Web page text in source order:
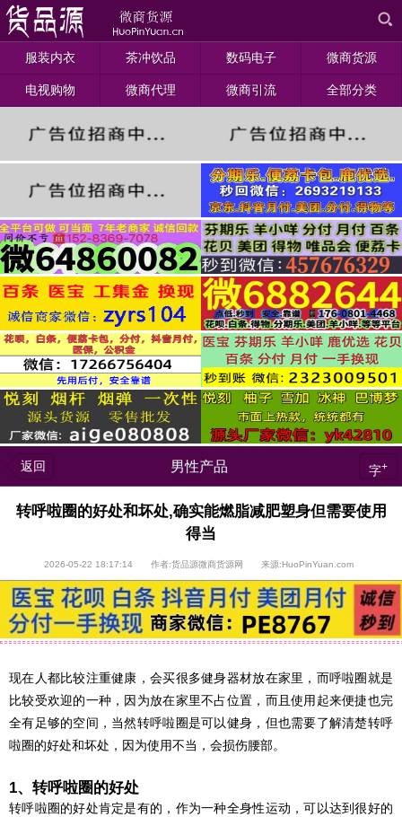
服装内衣 茶冲饮品 数码电子 微商货源
电视购物 微商代理 微商引流 全部分类
返回 男性产品 字+
转呼啦圈的好处和坏处,确实能燃脂减肥塑身但需要使用
得当
2026-05-22 18:17:14 作者:货品源微商货源网 来源:HuoPinYuan.com
现在人都比较注重健康，会买很多健身器材放在家里，而呼啦圈就是
比较受欢迎的一种，因为放在家里不占位置，而且使用起来便捷也完
全有足够的空间，当然转呼啦圈是可以健身，但也需要了解清楚转呼
啦圈的好处和坏处，因为使用不当，会损伤腰部。
1、转呼啦圈的好处
转呼啦圈的好处肯定是有的，作为一种全身性运动，可以达到很好的